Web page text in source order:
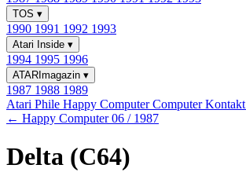
TOS ▾
1990 1991 1992 1993
Atari Inside ▾
1994 1995 1996
ATARImagazin ▾
1987 1988 1989
Atari Phile Happy ComputerComputer Kontakt
← Happy Computer 06 / 1987
Delta (C64)